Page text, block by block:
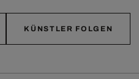
KÜNSTLER FOLGEN